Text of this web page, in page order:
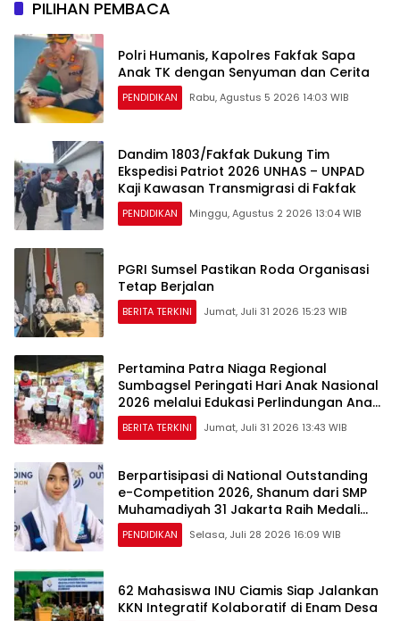
PILIHAN PEMBACA
Polri Humanis, Kapolres Fakfak Sapa
Anak TK dengan Senyuman dan Cerita
PENDIDIKAN Rabu, Agustus 5 2026 14:03 WIB
Dandim 1803/Fakfak Dukung Tim
Ekspedisi Patriot 2026 UNHAS – UNPAD
Kaji Kawasan Transmigrasi di Fakfak
PENDIDIKAN Minggu, Agustus 2 2026 13:04 WIB
PGRI Sumsel Pastikan Roda Organisasi
Tetap Berjalan
BERITA TERKINI Jumat, Juli 31 2026 15:23 WIB
Pertamina Patra Niaga Regional
Sumbagsel Peringati Hari Anak Nasional
2026 melalui Edukasi Perlindungan Anak
dan Penguatan Posyandu
BERITA TERKINI Jumat, Juli 31 2026 13:43 WIB
Berpartisipasi di National Outstanding
e-Competition 2026, Shanum dari SMP
Muhamadiyah 31 Jakarta Raih Medali
Emas dan Perak
PENDIDIKAN Selasa, Juli 28 2026 16:09 WIB
62 Mahasiswa INU Ciamis Siap Jalankan
KKN Integratif Kolaboratif di Enam Desa